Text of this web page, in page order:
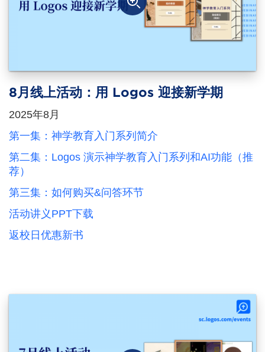
8月线上活动：用 Logos 迎接新学期
2025年8月
第一集：神学教育入门系列简介
第二集：Logos 演示神学教育入门系列和AI功能（推
荐）
第三集：如何购买&问答环节
活动讲义PPT下载
返校日优惠新书